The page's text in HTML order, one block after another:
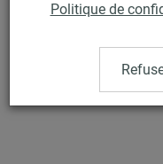
Politique de
Collier
Collier pour gaine de
noir, M8/M10, 80 mm,